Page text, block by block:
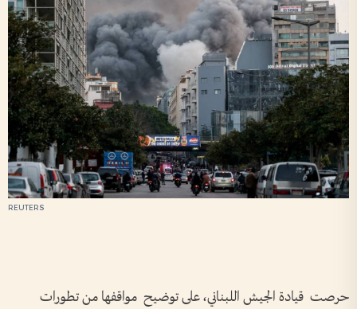
REUTERS
حرصت قيادة الجيش اللبناني، على توضيح مواقفها من تطورات